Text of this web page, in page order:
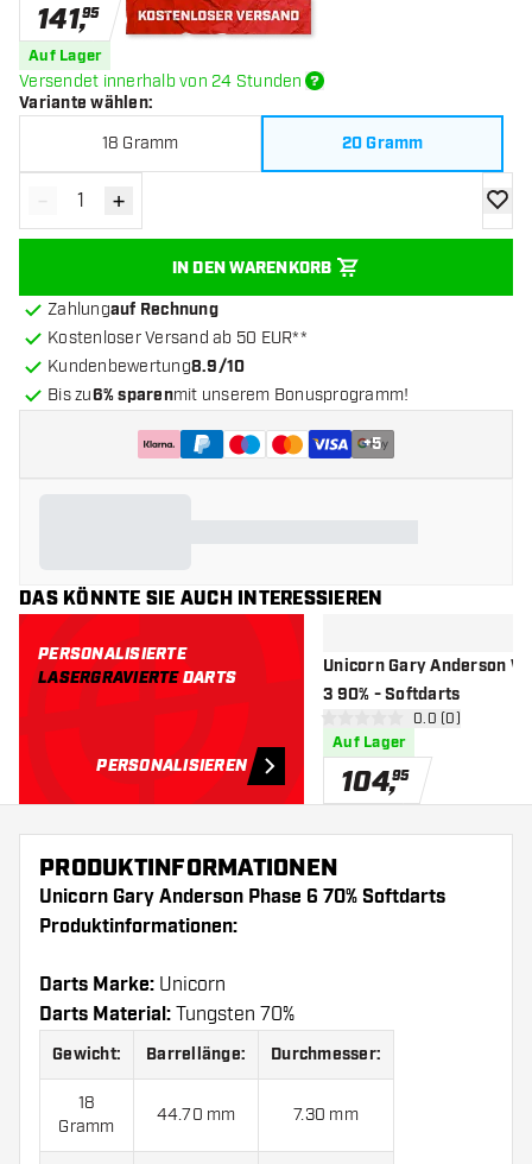
141,95
Auf Lager
Versendet innerhalb von 24 Stunden
Variante wählen:
18 Gramm 20 Gramm
Menge verringern
- Menge erhöhen
+
IN DEN WARENKORB
Zur
Zahlungauf Rechnung
Kostenloser Versand ab 50 EUR**
Kundenbewertung8.9/10
Bis zu6% sparenmit unserem Bonusprogramm!
+5
DAS KÖNNTE SIE AUCH INTERESSIEREN
PERSONALISIERTE
LASERGRAVIERTEDARTS
PERSONALISIEREN
Unicorn Gary Anderson
3 90% - Softdarts
0 Bewertungssterne
0.0 (0)
Auf Lager
104,95
PRODUKTINFORMATIONEN
Unicorn Gary Anderson Phase 6 70% Softdarts
Produktinformationen:
Darts Marke: Unicorn
Darts Material: Tungsten 70%
Gewicht: Barrellänge: Durchmesser:
18
Gramm
44.70 mm 7.30 mm